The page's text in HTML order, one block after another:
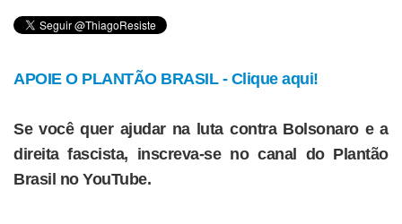
APOIE O PLANTÃO BRASIL - Clique aqui!
Se você quer ajudar na luta contra Bolsonaro e a
direita fascista, inscreva-se no canal do Plantão
Brasil no YouTube.